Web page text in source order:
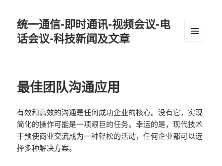
统一通信-即时通讯-视频会议-电
话会议-科技新闻及文章
最佳团队沟通应用
有效和高效的沟通是任何成功企业的核心。没有它，实现
简化的操作可能是一项艰巨的任务。幸运的是，现代技术
干预使商业交流成为一种轻松的活动，任何企业都可以选
择多种解决方案。